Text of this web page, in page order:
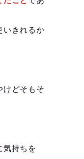
いきれるか
けどそもそ
気持ちを